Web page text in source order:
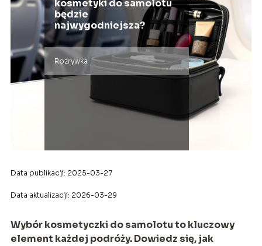
kosmetyki do samolotu
będzie
najwygodniejsza?
Rozrywka
Data publikacji: 2025-03-27
Data aktualizacji: 2026-03-29
Wybór kosmetyczki do samolotu to kluczowy
element każdej podróży. Dowiedz się, jak